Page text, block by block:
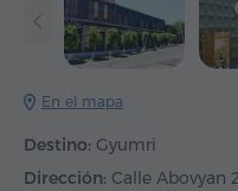
En el mapa
Destino: Gyumri
Dirección: Calle Abovyan